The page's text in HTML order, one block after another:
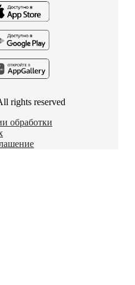
rights reserved
обработки